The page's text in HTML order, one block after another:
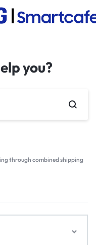
you?
through combined shipping